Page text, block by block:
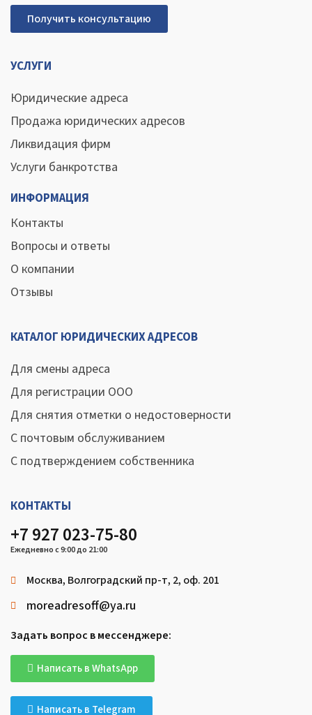
Получить консультацию
УСЛУГИ
Юридические адреса
Продажа юридических адресов
Ликвидация фирм
Услуги банкротства
ИНФОРМАЦИЯ
Контакты
Вопросы и ответы
О компании
Отзывы
КАТАЛОГ ЮРИДИЧЕСКИХ АДРЕСОВ
Для смены адреса
Для регистрации ООО
Для снятия отметки о недостоверности
С почтовым обслуживанием
С подтверждением собственника
КОНТАКТЫ
+7 927 023-75-80
Ежедневно с 9:00 до 21:00
Москва, Волгоградский пр-т, 2, оф. 201
moreadresoff@ya.ru
Задать вопрос в мессенджере:
Написать в WhatsApp
Написать в Telegram